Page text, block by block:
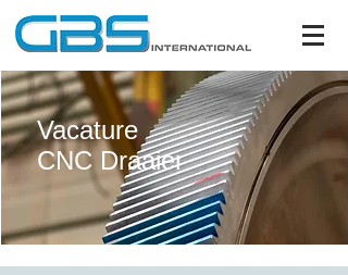
Vacature
CNC Draaier